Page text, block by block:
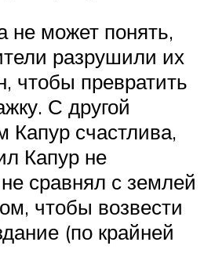
может понять,
разрушили их
чтобы превратить
С другой
​​Капур счастлива,
Капур не
сравнял с землей
чтобы возвести
(по крайней